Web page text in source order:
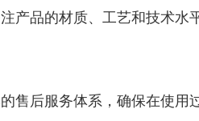
品的材质、工艺和技术水
后服务体系，确保在使用